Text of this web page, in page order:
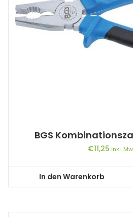
BGS
€11,25 inkl.
In den Warenkorb